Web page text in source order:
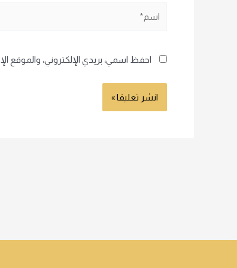
احفظ اسمي، بريدي الإلكتروني، والموقع